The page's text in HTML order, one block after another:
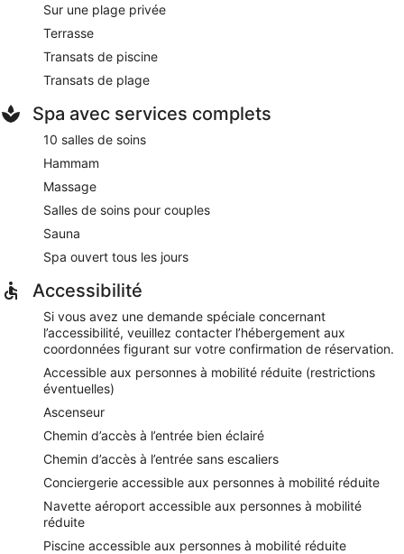
Sur une plage privée
Terrasse
Transats de piscine
Transats de plage
Spa avec services complets
10 salles de soins
Hammam
Massage
Salles de soins pour couples
Sauna
Spa ouvert tous les jours
Accessibilité
Si vous avez une demande spéciale concernant
l’accessibilité, veuillez contacter l’hébergement aux
coordonnées figurant sur votre confirmation de réservation.
Accessible aux personnes à mobilité réduite (restrictions
éventuelles)
Ascenseur
Chemin d’accès à l’entrée bien éclairé
Chemin d’accès à l’entrée sans escaliers
Conciergerie accessible aux personnes à mobilité réduite
Navette aéroport accessible aux personnes à mobilité
réduite
Piscine accessible aux personnes à mobilité réduite